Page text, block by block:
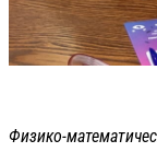
Физико-